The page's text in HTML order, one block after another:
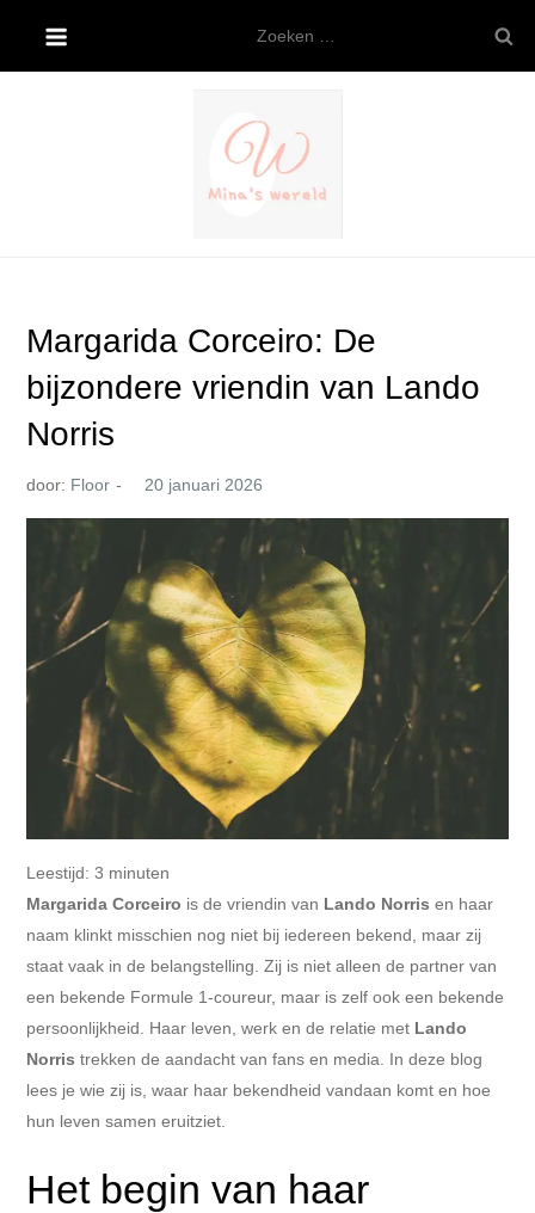
de
naar:
Margarida Corceiro: De
bijzondere vriendin van Lando
Norris
door: Floor
Leestijd: 3 minuten
Margarida Corceiro is de vriendin van Lando Norris en haar
naam klinkt misschien nog niet bij iedereen bekend, maar zij
staat vaak in de belangstelling. Zij is niet alleen de partner van
een bekende Formule 1-coureur, maar is zelf ook een bekende
persoonlijkheid. Haar leven, werk en de relatie met Lando
Norris trekken de aandacht van fans en media. In deze blog
lees je wie zij is, waar haar bekendheid vandaan komt en hoe
hun leven samen eruitziet.
Het begin van haar